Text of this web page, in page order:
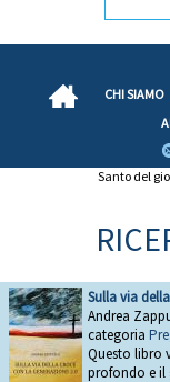
CHI SIAMO
Santo del
Sulla via
Andrea
categoria
Questo libro
profondo e il